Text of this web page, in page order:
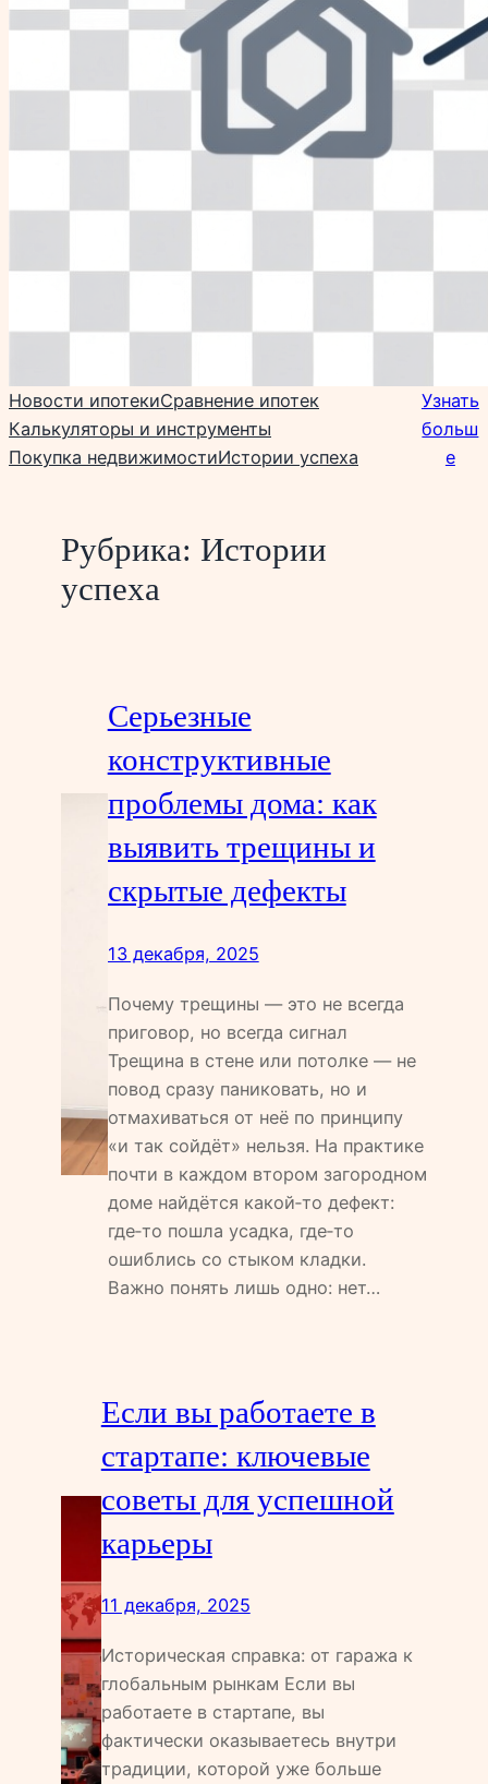
Новости ипотекиСравнение ипотек
Калькуляторы и инструменты
Покупка недвижимостиИстории успеха
Узнать
больш
е
Рубрика: Истории
успеха
Серьезные
конструктивные
проблемы дома: как
выявить трещины и
скрытые дефекты
13 декабря, 2025
Почему трещины — это не всегда
приговор, но всегда сигнал
Трещина в стене или потолке — не
повод сразу паниковать, но и
отмахиваться от неё по принципу
«и так сойдёт» нельзя. На практике
почти в каждом втором загородном
доме найдётся какой‑то дефект:
где‑то пошла усадка, где‑то
ошиблись со стыком кладки.
Важно понять лишь одно: нет…
Если вы работаете в
стартапе: ключевые
советы для успешной
карьеры
11 декабря, 2025
Историческая справка: от гаража к
глобальным рынкам Если вы
работаете в стартапе, вы
фактически оказываетесь внутри
традиции, которой уже больше